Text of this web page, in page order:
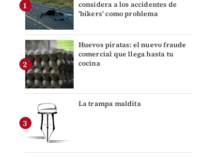
considera a los accidentes de
'bikers' como problema
Huevos piratas: el nuevo fraude
comercial que llega hasta tu
cocina
La trampa maldita